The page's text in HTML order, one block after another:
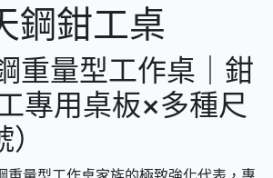
鋼鉗工桌
重量型工作桌｜鉗
專用桌板×多種尺